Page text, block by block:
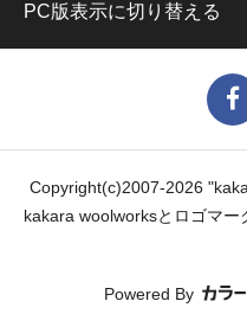
PC版表示に切り替える
Copyright(c)2007-2026
kakara woolworksとロゴマ
Powered By